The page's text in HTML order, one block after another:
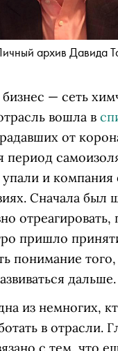
архив Давида
— сеть
вошла в
от
период
и компания
Сначала был
отреагировать,
пришло
понимание того,
дальше.
из немногих,
в отрасли.